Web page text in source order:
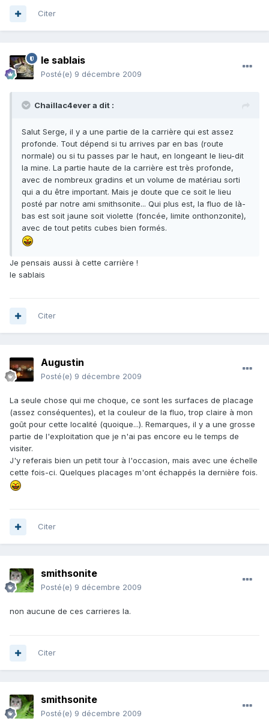
Citer
le sablais
Posté(e) 9 décembre 2009
Chaillac4ever a dit :
Salut Serge, il y a une partie de la carrière qui est assez
profonde. Tout dépend si tu arrives par en bas (route
normale) ou si tu passes par le haut, en longeant le lieu-dit
la mine. La partie haute de la carrière est très profonde,
avec de nombreux gradins et un volume de matériau sorti
qui a du être important. Mais je doute que ce soit le lieu
posté par notre ami smithsonite... Qui plus est, la fluo de là-
bas est soit jaune soit violette (foncée, limite onthonzonite),
avec de tout petits cubes bien formés.
Je pensais aussi à cette carrière !
le sablais
Citer
Augustin
Posté(e) 9 décembre 2009
La seule chose qui me choque, ce sont les surfaces de placage
(assez conséquentes), et la couleur de la fluo, trop claire à mon
goût pour cette localité (quoique...). Remarques, il y a une grosse
partie de l'exploitation que je n'ai pas encore eu le temps de
visiter.
J'y referais bien un petit tour à l'occasion, mais avec une échelle
cette fois-ci. Quelques placages m'ont échappés la dernière fois.
Citer
smithsonite
Posté(e) 9 décembre 2009
non aucune de ces carrieres la.
Citer
smithsonite
Posté(e) 9 décembre 2009